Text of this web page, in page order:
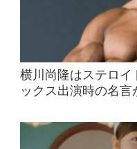
横川尚隆はステロイ
ックス出演時の名言